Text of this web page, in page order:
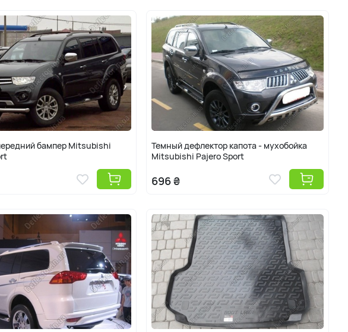
для Mitsubishi Pajero Sport Deflector.in.ua предлагает автоаксессуары для
обвесы для Паджеро Спорт, которые обезопасят авто от мелких камней и
частиц, защитные накладки на авто Pajero Sport, которые предотвратят
во время слякотной или снежной погоды. Силовые обвесы и тюнинг-детали
Паджеро Спорт доставляет по Украине бесплатно.
Pajero Sport: мицубиси паджеро, митсубиси пажеро спорт 2, митцубиси,
мицубиси паджеро 2 2009, 2010, 2011, 2012, 2013, 2014, 2015, 2016 г.в.
бампер Mitsubishi
Темный дефлектор капота - мухобойка
Mitsubishi Pajero Sport
696 ₴